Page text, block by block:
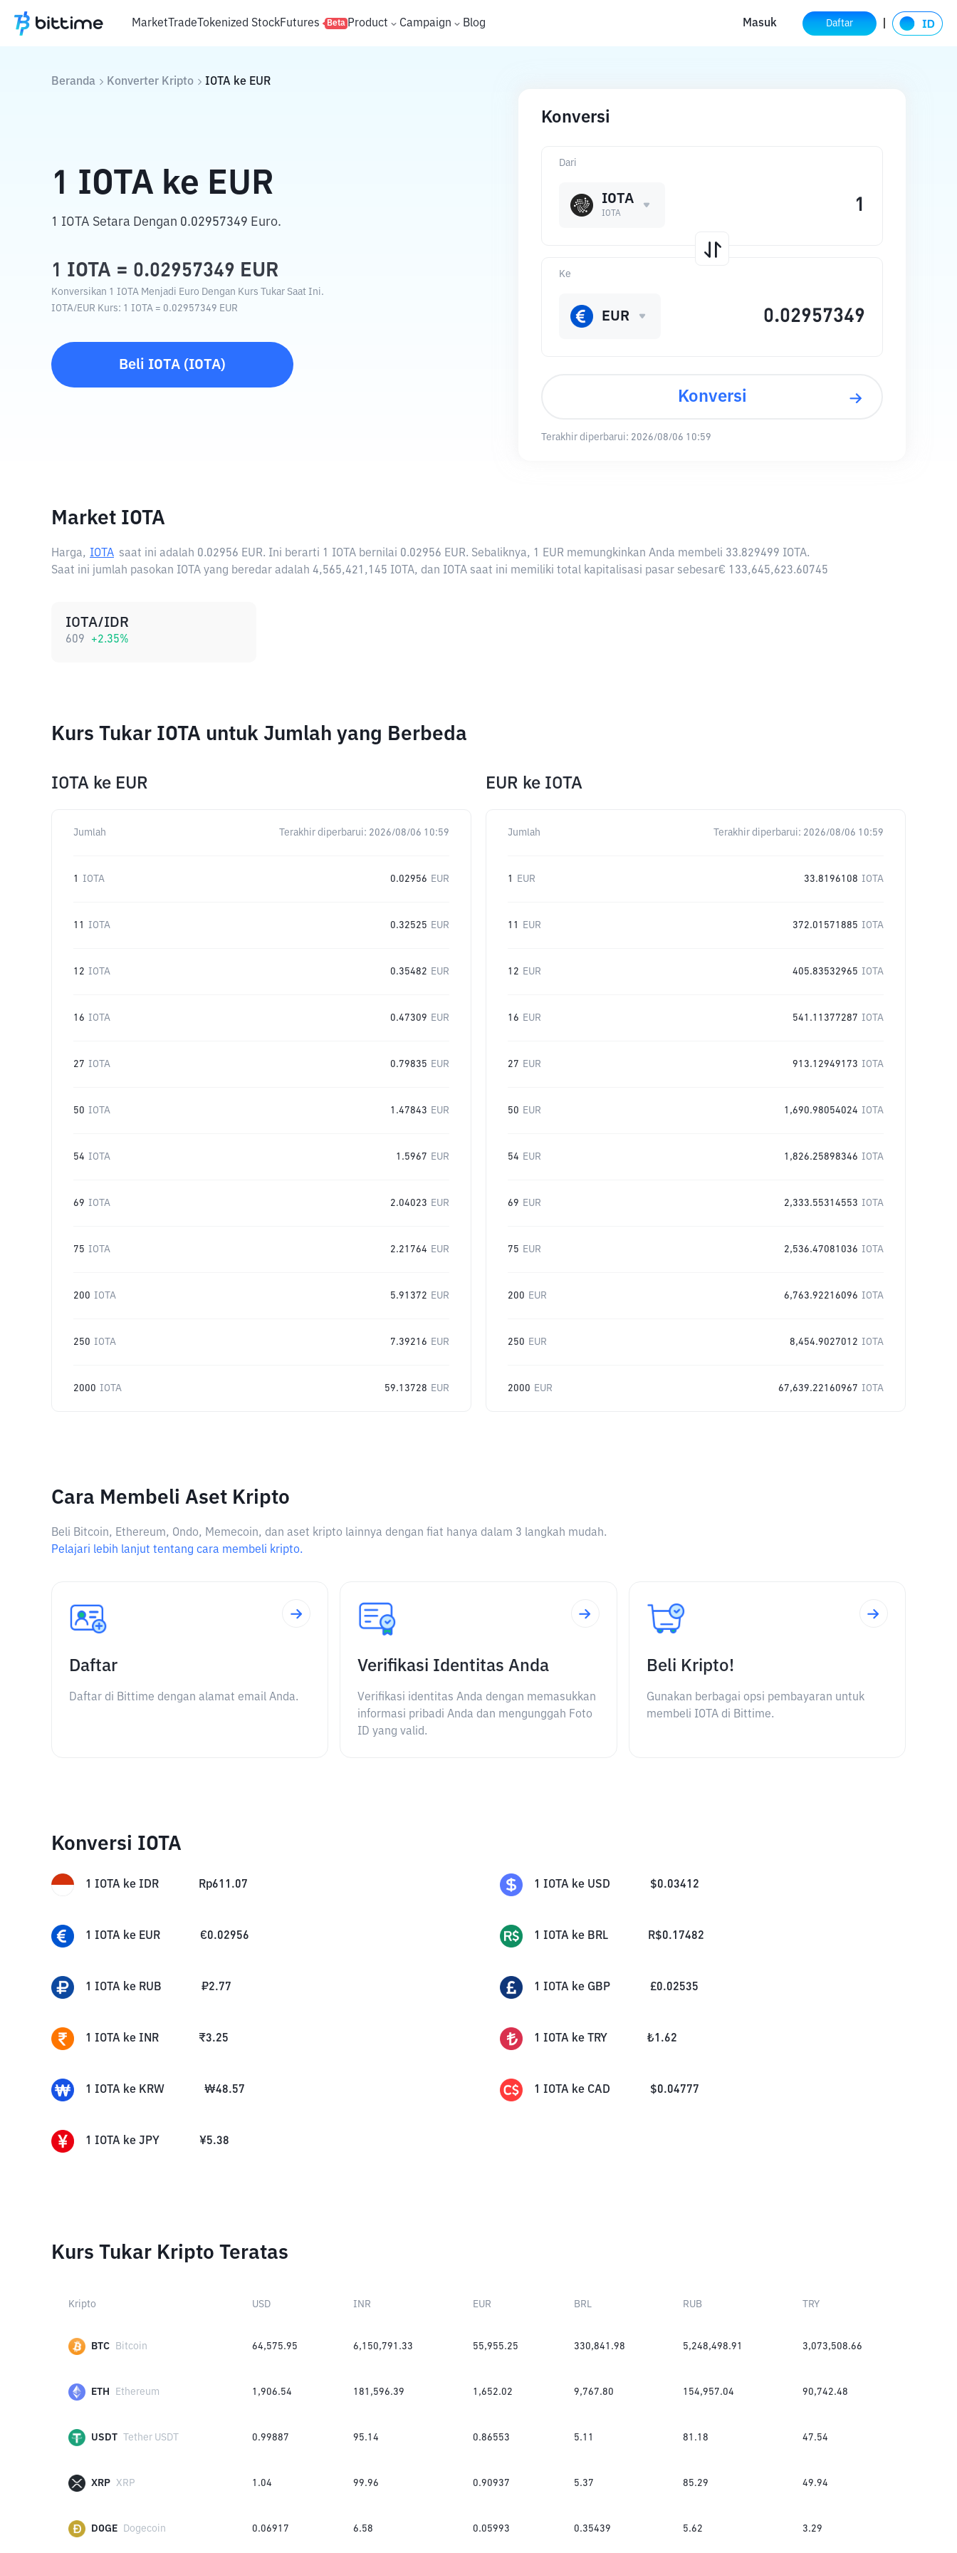
MarketTradeTokenized StockFutures Beta Product Campaign Blog Masuk Daftar
Beranda Konverter Kripto IOTA ke EUR
1 IOTA ke EUR
1 IOTA Setara Dengan 0.02957349 Euro.
1 IOTA = 0.02957349 EUR
Konversikan 1 IOTA Menjadi Euro Dengan Kurs Tukar Saat Ini.
IOTA/EUR Kurs: 1 IOTA = 0.02957349 EUR
Beli IOTA (IOTA)
Konversi
Dari
IOTA
IOTA
Ke
EUR
Konversi
Terakhir diperbarui: 2026/08/06 10:59
Market IOTA
Harga, IOTA saat ini adalah 0.02956 EUR. Ini berarti 1 IOTA bernilai 0.02956 EUR. Sebaliknya, 1 EUR memungkinkan Anda membeli 33.829499 IOTA.
Saat ini jumlah pasokan IOTA yang beredar adalah 4,565,421,145 IOTA, dan IOTA saat ini memiliki total kapitalisasi pasar sebesar€ 133,645,623.60745
IOTA/IDR
609 +2.35%
Kurs Tukar IOTA untuk Jumlah yang Berbeda
IOTA ke EUR
Jumlah Terakhir diperbarui: 2026/08/06 10:59
1 IOTA 0.02956 EUR
11 IOTA 0.32525 EUR
12 IOTA 0.35482 EUR
16 IOTA 0.47309 EUR
27 IOTA 0.79835 EUR
50 IOTA 1.47843 EUR
54 IOTA 1.5967 EUR
69 IOTA 2.04023 EUR
75 IOTA 2.21764 EUR
200 IOTA 5.91372 EUR
250 IOTA 7.39216 EUR
2000 IOTA 59.13728 EUR
EUR ke IOTA
Jumlah Terakhir diperbarui: 2026/08/06 10:59
1 EUR 33.8196108 IOTA
11 EUR 372.01571885 IOTA
12 EUR 405.83532965 IOTA
16 EUR 541.11377287 IOTA
27 EUR 913.12949173 IOTA
50 EUR 1,690.98054024 IOTA
54 EUR 1,826.25898346 IOTA
69 EUR 2,333.55314553 IOTA
75 EUR 2,536.47081036 IOTA
200 EUR 6,763.92216096 IOTA
250 EUR 8,454.9027012 IOTA
2000 EUR 67,639.22160967 IOTA
Cara Membeli Aset Kripto
Beli Bitcoin, Ethereum, Ondo, Memecoin, dan aset kripto lainnya dengan fiat hanya dalam 3 langkah mudah.
Pelajari lebih lanjut tentang cara membeli kripto.
Daftar
Daftar di Bittime dengan alamat email Anda.
Verifikasi Identitas Anda
Verifikasi identitas Anda dengan memasukkan
informasi pribadi Anda dan mengunggah Foto
ID yang valid.
Beli Kripto!
Gunakan berbagai opsi pembayaran untuk
membeli IOTA di Bittime.
Konversi IOTA
1 IOTA ke IDR Rp611.07 1 IOTA ke USD $0.03412
1 IOTA ke EUR €0.02956 1 IOTA ke BRL R$0.17482
1 IOTA ke RUB ₽2.77 1 IOTA ke GBP £0.02535
1 IOTA ke INR ₹3.25 1 IOTA ke TRY ₺1.62
1 IOTA ke KRW ₩48.57 1 IOTA ke CAD $0.04777
1 IOTA ke JPY ¥5.38
Kurs Tukar Kripto Teratas
Kripto USD INR EUR BRL RUB TRY
BTC Bitcoin 64,575.95 6,150,791.33 55,955.25 330,841.98 5,248,498.91 3,073,508.66
ETH Ethereum 1,906.54 181,596.39 1,652.02 9,767.80 154,957.04 90,742.48
USDT Tether USDT 0.99887 95.14 0.86553 5.11 81.18 47.54
XRP XRP 1.04 99.96 0.90937 5.37 85.29 49.94
DOGE Dogecoin 0.06917 6.58 0.05993 0.35439 5.62 3.29